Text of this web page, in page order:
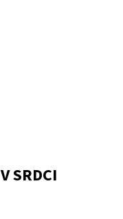
SRDCI